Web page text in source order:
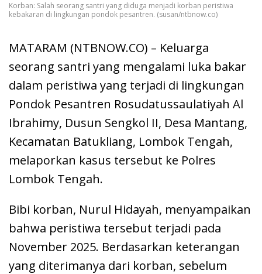
Korban: Salah seorang santri yang diduga menjadi korban peristiwa
kebakaran di lingkungan pondok pesantren. (susan/ntbnow.co)
MATARAM (NTBNOW.CO) – Keluarga
seorang santri yang mengalami luka bakar
dalam peristiwa yang terjadi di lingkungan
Pondok Pesantren Rosudatussaulatiyah Al
Ibrahimy, Dusun Sengkol II, Desa Mantang,
Kecamatan Batukliang, Lombok Tengah,
melaporkan kasus tersebut ke Polres
Lombok Tengah.
Bibi korban, Nurul Hidayah, menyampaikan
bahwa peristiwa tersebut terjadi pada
November 2025. Berdasarkan keterangan
yang diterimanya dari korban, sebelum